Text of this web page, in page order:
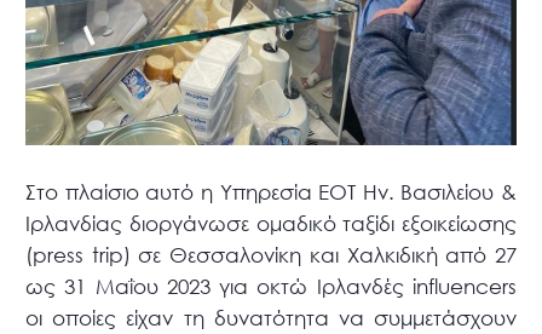
Στο πλαίσιο αυτό η Υπηρεσία ΕΟΤ Ην. Βασιλείου &
Ιρλανδίας διοργάνωσε ομαδικό ταξίδι εξοικείωσης
(press trip) σε Θεσσαλονίκη και Χαλκιδική από 27
ως 31 Μαΐου 2023 για οκτώ Ιρλανδές influencers
οι οποίες είχαν τη δυνατότητα να συμμετάσχουν